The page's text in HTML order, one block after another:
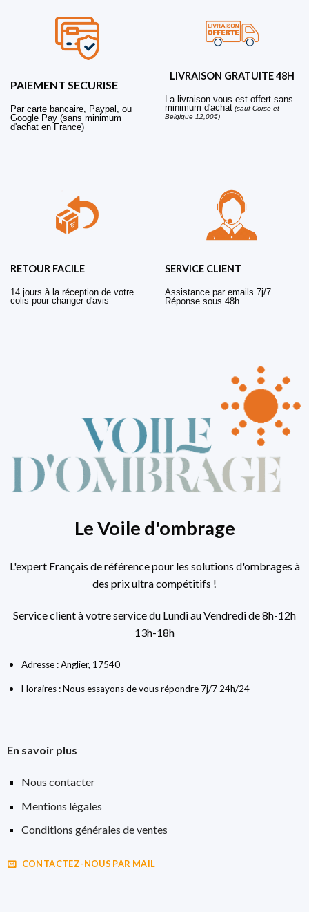
PAIEMENT SECURISE
Par carte bancaire, Paypal, ou
Google Pay (sans minimum
d'achat en France)
LIVRAISON GRATUITE 48H
La livraison vous est offert sans
minimum d'achat (sauf Corse et
Belgique 12,00€)
RETOUR FACILE
14 jours à la réception de votre
colis pour changer d'avis
SERVICE CLIENT
Assistance par emails 7j/7
Réponse sous 48h
Le Voile d'ombrage
L'expert Français de référence pour les solutions d'ombrages à
des prix ultra compétitifs !
Service client à votre service du Lundi au Vendredi de 8h-12h
13h-18h
Adresse : Anglier, 17540
Horaires : Nous essayons de vous répondre 7j/7 24h/24
En savoir plus
Nous contacter
Mentions légales
Conditions générales de ventes
CONTACTEZ-NOUS PAR MAIL